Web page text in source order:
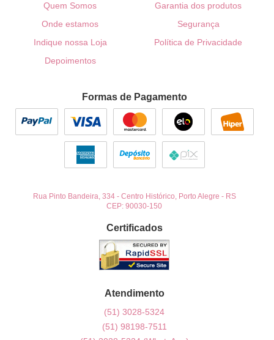
Quem Somos
Onde estamos
Indique nossa Loja
Depoimentos
Garantia dos produtos
Segurança
Política de Privacidade
Formas de Pagamento
Rua Pinto Bandeira, 334- Centro Histórico, Porto Alegre - RS
CEP: 90030-150
Certificados
Atendimento
(51) 3028-5324
(51) 98198-7511